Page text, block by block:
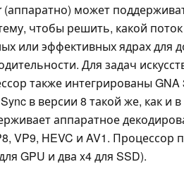
(аппаратно) может
чтобы решить, какой
или эффективных ядрах для
Для задач
также интегрированы GNA
в версии 8 такой же, как и
аппаратное
VP9, HEVC и AV1. Процессор
GPU и два x4 для SSD).